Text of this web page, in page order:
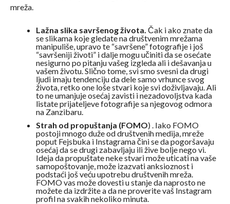
mreža.
Lažna slika savršenog života. Čak i ako znate da
se slikama koje gledate na društvenim mrežama
manipuliše, upravo te “savršene” fotografije i još
“savršeniji životi” i dalje mogu učiniti da se osećate
nesigurno po pitanju vašeg izgleda ali i dešavanja u
vašem životu. Slično tome, svi smo svesni da drugi
ljudi imaju tendenciju da dele samo vrhunce svog
života, retko one loše stvari koje svi doživljavaju. Ali
to ne umanjuje osećaj zavisti i nezadovoljstva kada
listate prijateljeve fotografije sa njegovog odmora
na Zanzibaru.
Strah od propuštanja (FOMO) . Iako FOMO
postoji mnogo duže od društvenih medija, mreže
poput Fejsbuka i Instagrama čini se da pogoršavaju
osećaj da se drugi zabavljaju ili žive bolje nego vi.
Ideja da propuštate neke stvari može uticati na vaše
samopoštovanje, može izazvati anksioznost i
podstaći još veću upotrebu društvenih mreža.
FOMO vas može dovesti u stanje da naprosto ne
možete da izdržite a da ne proverite vaš Instagram
profil na svakih nekoliko minuta.